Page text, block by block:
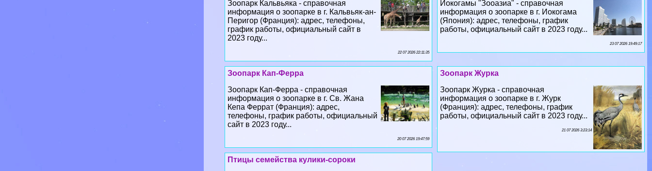
Йокогамы "Зооазиа" - справочная
информация о зоопарке в г. Иокогама
(Япония): адрес, телефоны, график
работы, официальный сайт в 2023 году...
23 07 2026 19:49:17
Зоопарк Кальвьяка - справочная
информация о зоопарке в г. Кальвьяк-ан-
Перигор (Франция): адрес, телефоны,
график работы, официальный сайт в
2023 году...
22 07 2026 22:11:35
Зоопарк Журка
Зоопарк Журка - справочная
информация о зоопарке в г. Журк
(Франция): адрес, телефоны, график
работы, официальный сайт в 2023 году...
21 07 2026 3:23:14
Зоопарк Кап-Ферра
Зоопарк Кап-Ферра - справочная
информация о зоопарке в г. Св. Жана
Кепа Феррат (Франция): адрес,
телефоны, график работы, официальный
сайт в 2023 году...
20 07 2026 19:47:59
Птицы семейства кулики-сороки